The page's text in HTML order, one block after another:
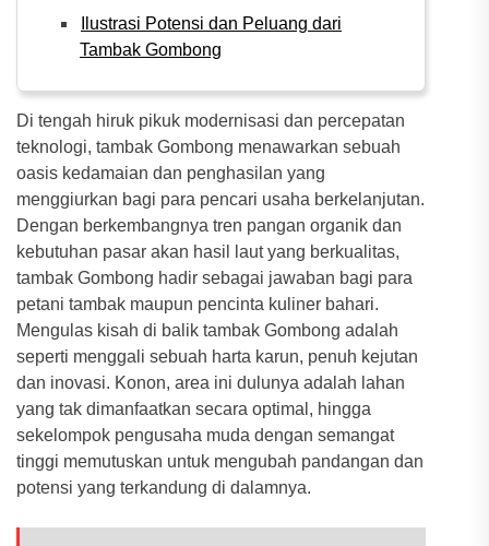
Ilustrasi Potensi dan Peluang dari
Tambak Gombong
Di tengah hiruk pikuk modernisasi dan percepatan
teknologi, tambak Gombong menawarkan sebuah
oasis kedamaian dan penghasilan yang
menggiurkan bagi para pencari usaha berkelanjutan.
Dengan berkembangnya tren pangan organik dan
kebutuhan pasar akan hasil laut yang berkualitas,
tambak Gombong hadir sebagai jawaban bagi para
petani tambak maupun pencinta kuliner bahari.
Mengulas kisah di balik tambak Gombong adalah
seperti menggali sebuah harta karun, penuh kejutan
dan inovasi. Konon, area ini dulunya adalah lahan
yang tak dimanfaatkan secara optimal, hingga
sekelompok pengusaha muda dengan semangat
tinggi memutuskan untuk mengubah pandangan dan
potensi yang terkandung di dalamnya.